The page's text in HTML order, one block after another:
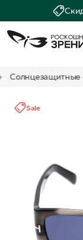
Солнцезащитные
Sale